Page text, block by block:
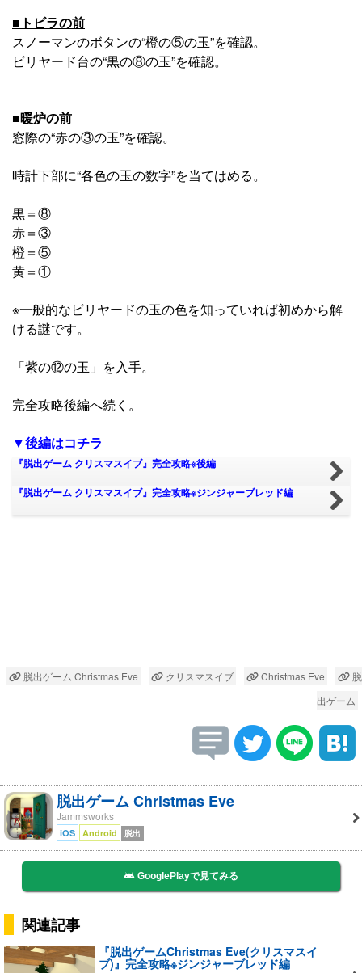
■トビラの前
スノーマンのボタンの“橙の⑤の玉”を確認。
ビリヤード台の“黒の⑧の玉”を確認。
■暖炉の前
窓際の“赤の③の玉”を確認。
時計下部に“各色の玉の数字”を当てはめる。
黒＝⑧
赤＝③
橙＝⑤
黄＝①
※一般的なビリヤードの玉の色を知っていれば初めから解
ける謎です。
「紫の⑫の玉」を入手。
完全攻略後編へ続く。
▼後編はコチラ
『脱出ゲーム クリスマスイブ』完全攻略※後編
『脱出ゲーム クリスマスイブ』完全攻略※ジンジャーブレッド編
脱出ゲーム Christmas Eve クリスマスイブ Christmas Eve
脱
出ゲーム
脱出ゲーム Christmas Eve
Jammsworks
iOS Android 脱出
GooglePlayで見てみる
関連記事
『脱出ゲームChristmas Eve(クリスマスイ
ブ)』完全攻略※ジンジャーブレッド編